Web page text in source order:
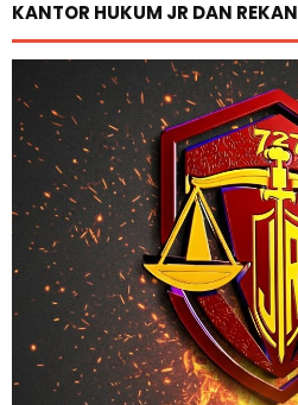
KANTOR HUKUM JR DAN REKAN